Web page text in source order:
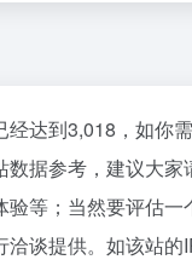
经达到3,018，如你
数据参考，建议大
验等；当然要评估
谈提供。如该站的